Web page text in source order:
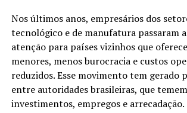
Nos últimos anos, empresários dos
tecnológico e de manufatura passaram
atenção para países vizinhos que
menores, menos burocracia e custos
reduzidos. Esse movimento tem gerado
entre autoridades brasileiras, que
investimentos, empregos e arrecadação.